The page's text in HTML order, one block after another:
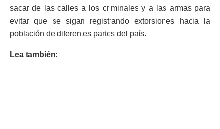
sacar de las calles a los criminales y a las armas para
evitar que se sigan registrando extorsiones hacia la
población de diferentes partes del país.
Lea también: